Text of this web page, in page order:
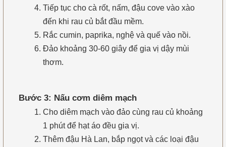
Tiếp tục cho cà rốt, nấm, đậu cove vào xào
đến khi rau củ bắt đầu mềm.
Rắc cumin, paprika, nghệ và quế vào nồi.
Đảo khoảng 30-60 giây để gia vị dậy mùi
thơm.
Bước 3: Nấu cơm diêm mạch
Cho diêm mạch vào đảo cùng rau củ khoảng
1 phút để hạt áo đều gia vị.
Thêm đậu Hà Lan, bắp ngọt và các loại đậu